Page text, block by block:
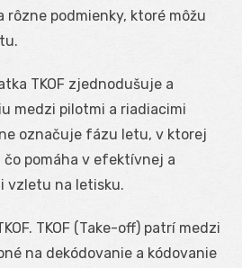
rôzne podmienky, ktoré môžu
TKOF zjednodušuje a
medzi pilotmi a riadiacimi
označuje fázu letu, v ktorej
pomáha v efektívnej a
vzletu na letisku.
TKOF (Take-off) patrí medzi
na dekódovanie a kódovanie